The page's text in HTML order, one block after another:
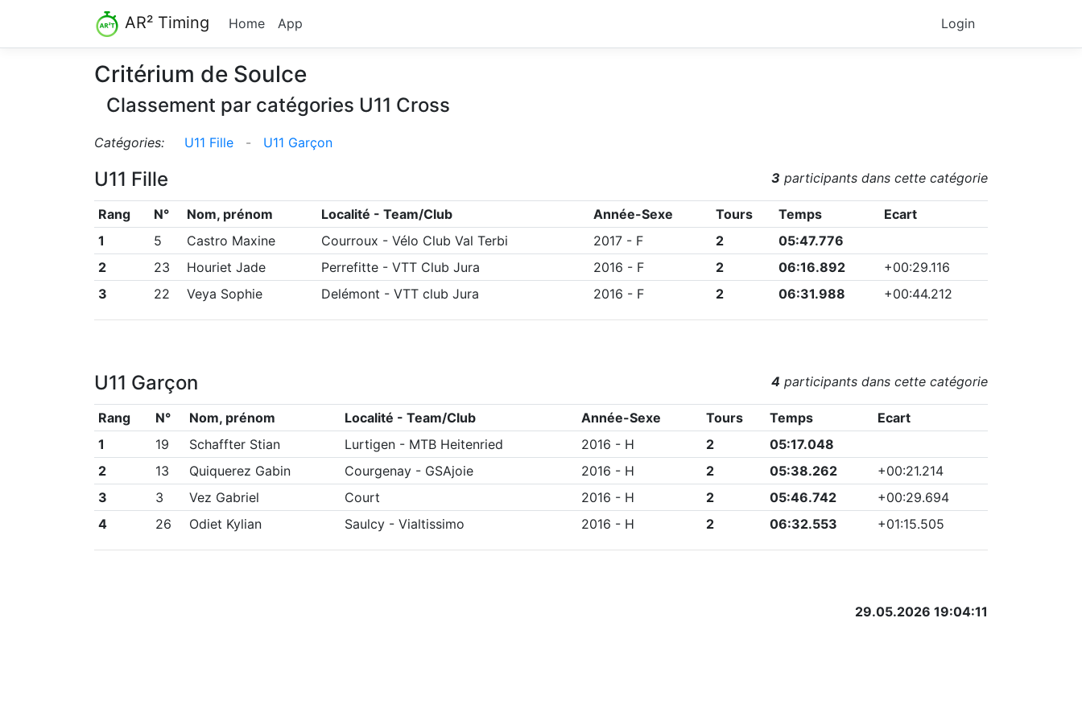
AR² Timing Home App Login
Critérium de Soulce
Classement par catégories U11 Cross
Catégories: U11 Fille - U11 Garçon
3 participants dans cette catégorie
U11 Fille
Rang N° Nom, prénom Localité - Team/Club Année-Sexe Tours Temps
Ecart
1
5 Castro Maxine Courroux - Vélo Club Val Terbi 2017 - F 2
05:47.776
2
23 Houriet Jade Perrefitte - VTT Club Jura 2016 - F 2 06:16.892 +00:29.116
3
22 Veya Sophie Delémont - VTT club Jura 2016 - F 2 06:31.988 +00:44.212
4 participants dans cette catégorie
U11 Garçon
Rang N° Nom, prénom Localité - Team/Club Année-Sexe Tours Temps
Ecart
1
19 Schaffter Stian Lurtigen - MTB Heitenried 2016 - H 2
05:17.048
2
13 Quiquerez Gabin Courgenay - GSAjoie 2016 - H 2 05:38.262 +00:21.214
3
3 Vez Gabriel Court 2016 - H 2 05:46.742 +00:29.694
4
26 Odiet Kylian Saulcy - Vialtissimo 2016 - H 2 06:32.553 +01:15.505
29.05.2026 19:04:11